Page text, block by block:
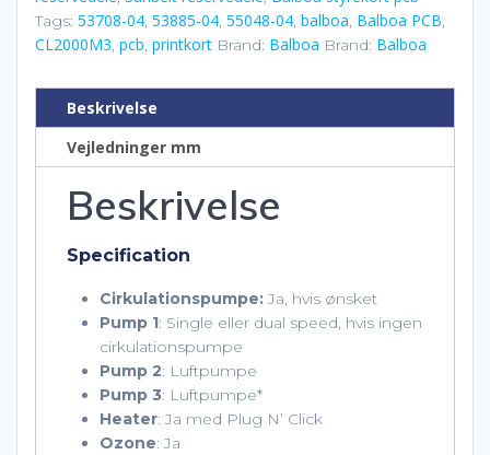
Tags: 53708-04, 53885-04, 55048-04, balboa, Balboa PCB,
CL2000M3, pcb, printkort Brand: Balboa Brand: Balboa
Beskrivelse
Vejledninger mm
Beskrivelse
Specification
Cirkulationspumpe:Ja, hvis ønsket
Pump 1: Single eller dual speed, hvis ingen
cirkulationspumpe
Pump 2: Luftpumpe
Pump 3: Luftpumpe*
Heater: Ja med Plug N’ Click
Ozone: Ja